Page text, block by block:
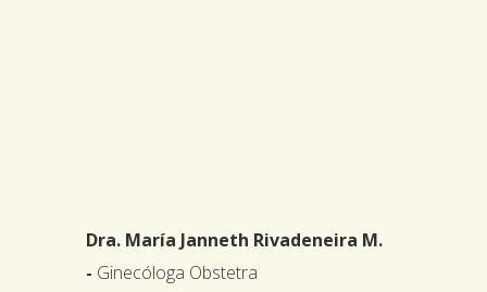
Dra. María Janneth Rivadeneira M.
- Ginecóloga Obstetra